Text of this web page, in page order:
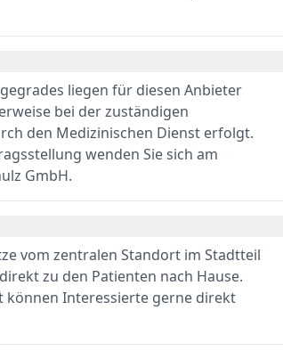
liegen für diesen Anbieter
bei der zuständigen
den Medizinischen Dienst erfolgt.
wenden Sie sich am
GmbH.
vom zentralen Standort im Stadtteil
zu den Patienten nach Hause.
können Interessierte gerne direkt